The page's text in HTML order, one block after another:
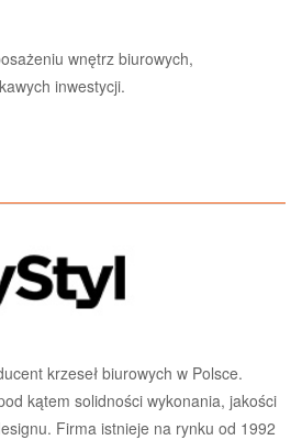
wnętrz biurowych,
inwestycji.
krzeseł biurowych w Polsce.
kątem solidności wykonania, jakości
Firma istnieje na rynku od 1992